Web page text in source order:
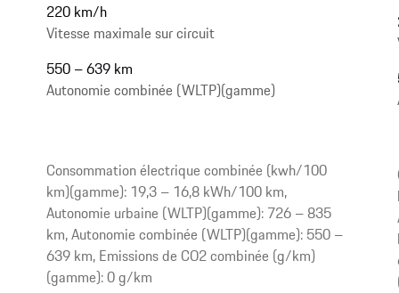
220 km/h
Vitesse maximale sur circuit
550 – 639 km
Autonomie combinée (WLTP)(gamme)
Consommation électrique combinée (kwh/100
km)(gamme): 19,3 – 16,8 kWh/100 km,
Autonomie urbaine (WLTP)(gamme): 726 – 835
km, Autonomie combinée (WLTP)(gamme): 550 –
639 km, Emissions de CO2 combinée (g/km)
(gamme): 0 g/km